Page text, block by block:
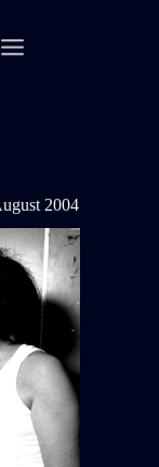
2004